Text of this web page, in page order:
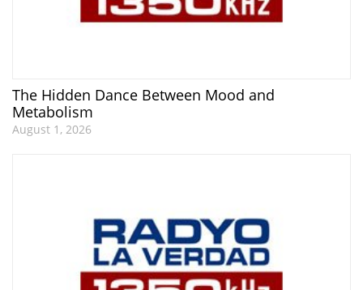
The Hidden Dance Between Mood and
Metabolism
August 1, 2026